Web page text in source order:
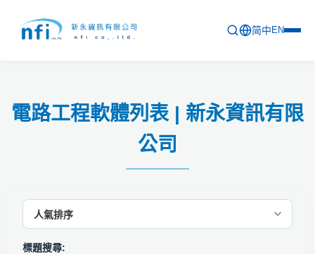
電路工程軟體列表 | 新永資訊有限
公司
最新活動
產品列表
軟體更新資訊
简中EN
標題搜尋: